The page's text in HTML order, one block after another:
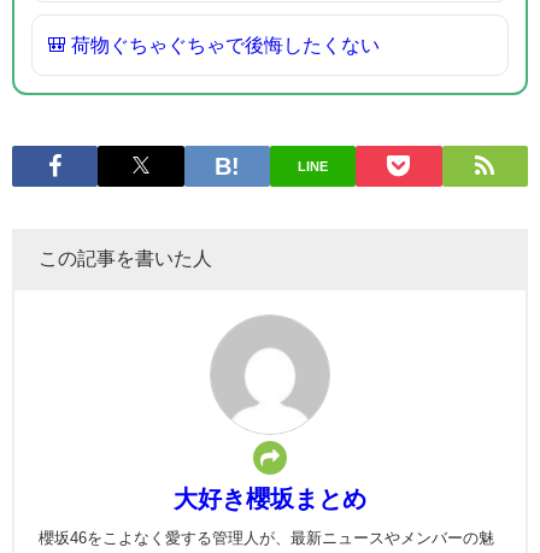
🎒 荷物ぐちゃぐちゃで後悔したくない
LINE
この記事を書いた人
大好き櫻坂まとめ
櫻坂46をこよなく愛する管理人が、最新ニュースやメンバーの魅